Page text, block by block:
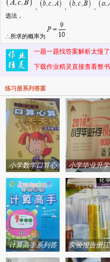
， ， ，
选法，
∴所求的概率为
一题一题找答案解析太慢了
下载作业精灵直接查看整
练习册系列答案
小学数学口算心
算天天练系列答
案
小学毕业升
拟试题精选
答案
计算高手系列答
案
实验报告册
人民出版社